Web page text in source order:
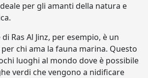
per gli amanti della natura e
Ras Al Jinz, per esempio, è un
chi ama la fauna marina. Questo
luoghi al mondo dove è possibile
verdi che vengono a nidificare